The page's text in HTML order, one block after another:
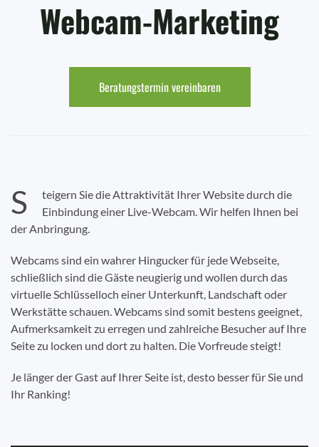
Webcam-Marketing
Beratungstermin vereinbaren
S
teigern Sie die Attraktivität Ihrer Website durch die
Einbindung einer Live-Webcam. Wir helfen Ihnen bei
der Anbringung.
Webcams sind ein wahrer Hingucker für jede Webseite,
schließlich sind die Gäste neugierig und wollen durch das
virtuelle Schlüsselloch einer Unterkunft, Landschaft oder
Werkstätte schauen. Webcams sind somit bestens geeignet,
Aufmerksamkeit zu erregen und zahlreiche Besucher auf Ihre
Seite zu locken und dort zu halten. Die Vorfreude steigt!
Je länger der Gast auf Ihrer Seite ist, desto besser für Sie und
Ihr Ranking!